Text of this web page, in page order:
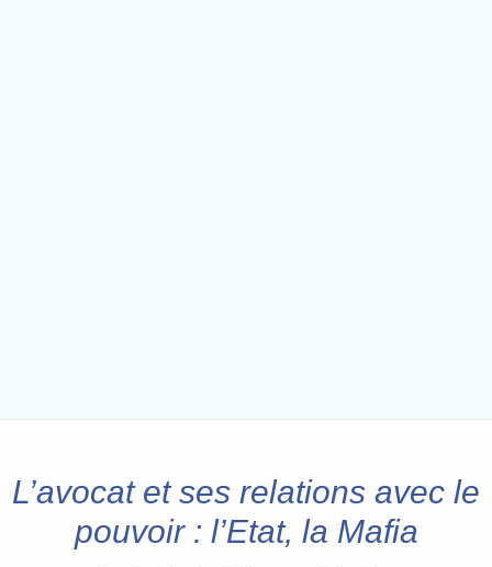
L’avocat et ses relations avec le
pouvoir : l’Etat, la Mafia